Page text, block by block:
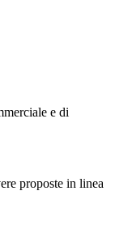
e di
proposte in linea